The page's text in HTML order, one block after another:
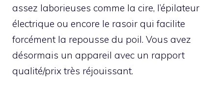
assez laborieuses comme la cire, l’épilateur
électrique ou encore le rasoir qui facilite
forcément la repousse du poil. Vous avez
désormais un appareil avec un rapport
qualité/prix très réjouissant.